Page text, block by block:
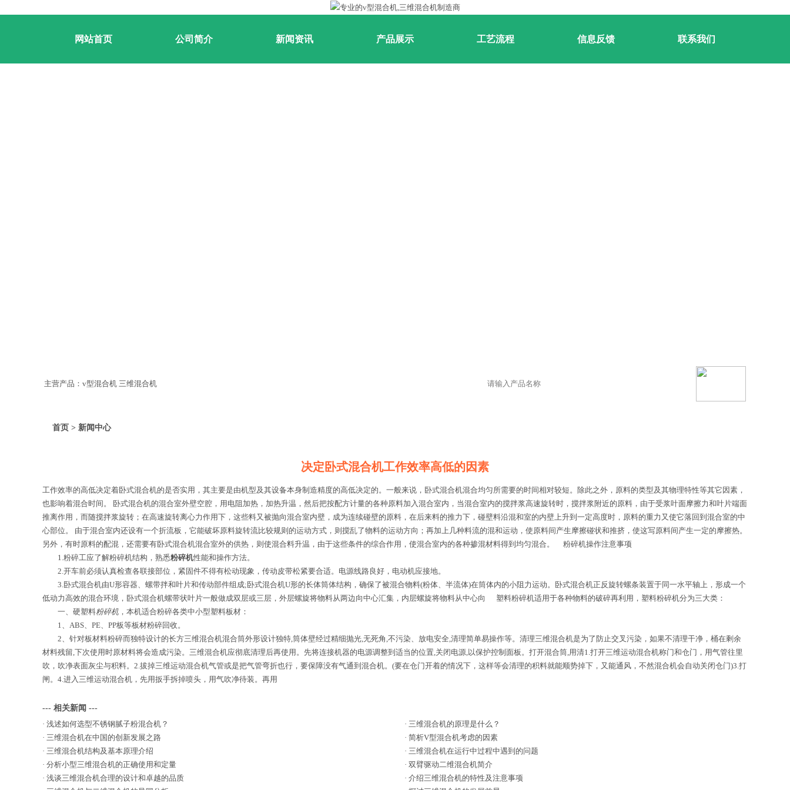
网站首页 公司简介 新闻资讯 产品展示 工艺流程 信息反馈 联系我们
主营产品：v型混合机 三维混合机
首页 > 新闻中心
决定卧式混合机工作效率高低的因素
工作效率的高低决定着卧式混合机的是否实用，其主要是由机型及其设备本身制造精度的高低决定的。一般来说，卧式混合机混合均匀所需要的时间相对较短。除此之外，原料的类型及其物理特性等其它因素，
也影响着混合时间。 卧式混合机的混合室外壁空腔，用电阻加热，加热升温，然后把按配方计量的各种原料加入混合室内，当混合室内的搅拌浆高速旋转时，搅拌浆附近的原料，由于受浆叶面摩擦力和叶片端面
推离作用，而随搅拌浆旋转；在高速旋转离心力作用下，这些料又被抛向混合室内壁，成为连续碰壁的原料，在后来料的推力下，碰壁料沿混和室的内壁上升到一定高度时，原料的重力又使它落回到混合室的中
心部位。 由于混合室内还设有一个折流板，它能破坏原料旋转流比较规则的运动方式，则搅乱了物料的运动方向；再加上几种料流的混和运动，使原料间产生摩擦碰状和推挤，使这写原料间产生一定的摩擦热。
另外，有时原料的配混，还需要有卧式混合机混合室外的供热，则使混合料升温，由于这些条件的综合作用，使混合室内的各种掺混材料得到均匀混合。 粉碎机操作注意事项
1.粉碎工应了解粉碎机结构，熟悉粉碎机性能和操作方法。
2.开车前必须认真检查各联接部位，紧固件不得有松动现象，传动皮带松紧要合适。电源线路良好，电动机应接地。
3.卧式混合机由U形容器、螺带拌和叶片和传动部件组成;卧式混合机U形的长体筒体结构，确保了被混合物料(粉体、半流体)在筒体内的小阻力运动。卧式混合机正反旋转螺条装置于同一水平轴上，形成一个
低动力高效的混合环境，卧式混合机螺带状叶片一般做成双层或三层，外层螺旋将物料从两边向中心汇集，内层螺旋将物料从中心向 塑料粉碎机适用于各种物料的破碎再利用，塑料粉碎机分为三大类：
一、硬塑料粉碎机 ，本机适合粉碎各类中小型塑料板材：
1、ABS、PE、PP板等板材粉碎回收。
2、针对板材料粉碎而独特设计的长方三维混合机混合筒外形设计独特,筒体壁经过精细抛光,无死角,不污染、放电安全,清理简单易操作等。清理三维混合机是为了防止交叉污染，如果不清理干净，桶在剩余
材料残留,下次使用时原材料将会造成污染。三维混合机应彻底清理后再使用。先将连接机器的电源调整到适当的位置,关闭电源,以保护控制面板。打开混合筒,用清1.打开三维运动混合机称门和仓门，用气管往里
吹，吹净表面灰尘与积料。2.拔掉三维运动混合机气管或是把气管弯折也行，要保障没有气通到混合机。(要在仓门开着的情况下，这样等会清理的积料就能顺势掉下，又能通风，不然混合机会自动关闭仓门)3.打
闸。4.进入三维运动混合机，先用扳手拆掉喷头，用气吹净待装。再用
--- 相关新闻 ---
· 浅述如何选型不锈钢腻子粉混合机？ · 三维混合机的原理是什么？
· 三维混合机在中国的创新发展之路 · 简析V型混合机考虑的因素
· 三维混合机结构及基本原理介绍 · 三维混合机在运行中过程中遇到的问题
· 分析小型三维混合机的正确使用和定量 · 双臂驱动二维混合机简介
· 浅谈三维混合机合理的设计和卓越的品质 · 介绍三维混合机的特性及注意事项